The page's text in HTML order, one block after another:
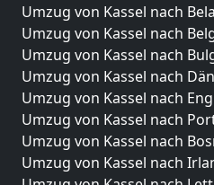
Umzug von Kassel nach
Umzug von Kassel nach
Umzug von Kassel nach
Umzug von Kassel nach
Umzug von Kassel nach
Umzug von Kassel nach
Umzug von Kassel nach
Umzug von Kassel nach